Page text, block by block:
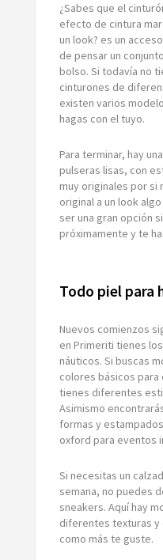
¿Sabes que el
efecto de cintura
un look? es un
de pensar un
bolso. Si todavía no
cinturones de
existen varios
hagas con el tuyo.
Para terminar, hay
pulseras lisas, con
muy originales por si
original a un look
ser una gran opción
próximamente y te
Todo piel para
Nuevos comienzos
en Primeriti tienes
náuticos. Si buscas
colores básicos para
tienes diferentes
Asimismo
formas y
oxford para eventos
Si necesitas un
semana, no puedes
sneakers. Aquí hay
diferentes texturas y
como más te guste.